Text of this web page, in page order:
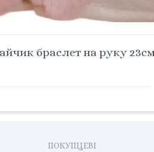
браслет на руку
ПОКУПЦЕВІ